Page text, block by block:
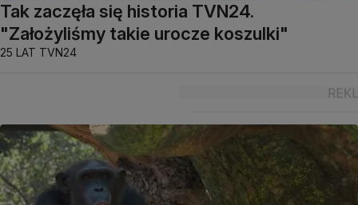
Tak zaczęła się historia TVN24.
"Założyliśmy takie urocze koszulki"
25 LAT TVN24